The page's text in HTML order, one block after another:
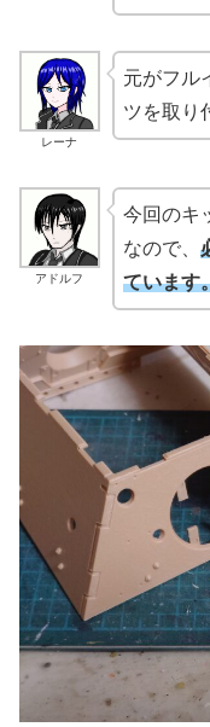
レーナ
元がフル
ツを取り
アドルフ
今回のキ
なので、
ています